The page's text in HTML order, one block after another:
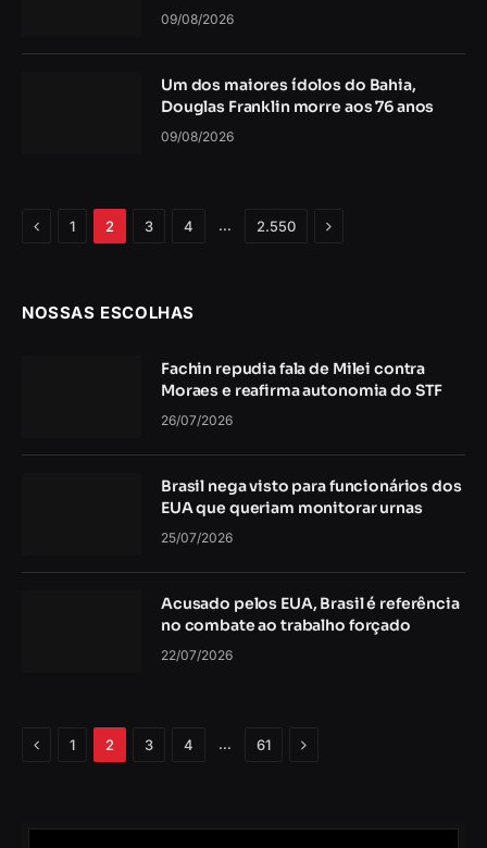
09/08/2026
Um dos maiores ídolos do Bahia,
Douglas Franklin morre aos 76 anos
09/08/2026
Anterior
1 2 3 4 … 2.550 Próximo
NOSSAS ESCOLHAS
Fachin repudia fala de Milei contra
Moraes e reafirma autonomia do STF
26/07/2026
Brasil nega visto para funcionários dos
EUA que queriam monitorar urnas
25/07/2026
Acusado pelos EUA, Brasil é referência
no combate ao trabalho forçado
22/07/2026
Anterior
1 2 3 4 … 61 Próximo